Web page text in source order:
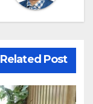
Related Post